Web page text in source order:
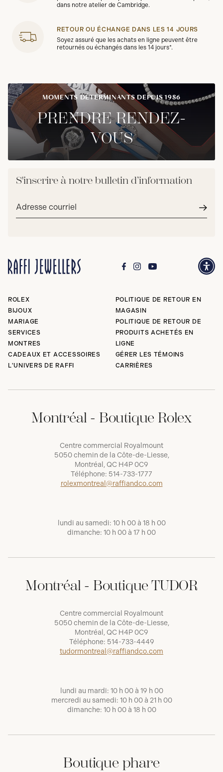
dans notre atelier de Cambridge.
RETOUR OU ÉCHANGE DANS LES 14 JOURS
Soyez assuré que les achats en ligne peuvent être
retournés ou échangés dans les 14 jours*.
MOMENTS DÉTERMINANTS DEPUIS 1986
PRENDRE RENDEZ-
VOUS
S'inscrire à notre bulletin d’information
Adresse
ROLEX
BIJOUX
MARIAGE
SERVICES
MONTRES
CADEAUX ET ACCESSOIRES
L'UNIVERS DE RAFFI
POLITIQUE DE RETOUR EN
MAGASIN
POLITIQUE DE RETOUR DE
PRODUITS ACHETÉS EN
LIGNE
GÉRER LES TÉMOINS
CARRIÈRES
Montréal - Boutique Rolex
Centre commercial Royalmount
5050 chemin de la Côte-de-Liesse,
Montréal, QC H4P 0C9
Téléphone: 514-733-1777
rolexmontreal@raffiandco.com
lundi au samedi: 10 h 00 à 18 h 00
dimanche: 10 h 00 à 17 h 00
Montréal - Boutique TUDOR
Centre commercial Royalmount
5050 chemin de la Côte-de-Liesse,
Montréal, QC H4P 0C9
Téléphone: 514-733-4449
tudormontreal@raffiandco.com
lundi au mardi: 10 h 00 à 19 h 00
mercredi au samedi: 10 h 00 à 21 h 00
dimanche: 10 h 00 à 18 h 00
Boutique phare